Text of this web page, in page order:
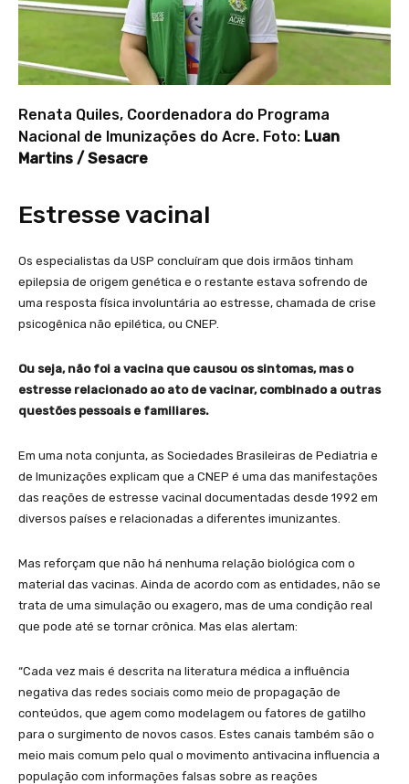
Renata Quiles, Coordenadora do Programa
Nacional de Imunizações do Acre. Foto: Luan
Martins / Sesacre
Estresse vacinal
Os especialistas da USP concluíram que dois irmãos tinham
epilepsia de origem genética e o restante estava sofrendo de
uma resposta física involuntária ao estresse, chamada de crise
psicogênica não epilética, ou CNEP.
Ou seja, não foi a vacina que causou os sintomas, mas o
estresse relacionado ao ato de vacinar, combinado a outras
questões pessoais e familiares.
Em uma nota conjunta, as Sociedades Brasileiras de Pediatria e
de Imunizações explicam que a CNEP é uma das manifestações
das reações de estresse vacinal documentadas desde 1992 em
diversos países e relacionadas a diferentes imunizantes.
Mas reforçam que não há nenhuma relação biológica com o
material das vacinas. Ainda de acordo com as entidades, não se
trata de uma simulação ou exagero, mas de uma condição real
que pode até se tornar crônica. Mas elas alertam:
“Cada vez mais é descrita na literatura médica a influência
negativa das redes sociais como meio de propagação de
conteúdos, que agem como modelagem ou fatores de gatilho
para o surgimento de novos casos. Estes canais também são o
meio mais comum pelo qual o movimento antivacina influencia a
população com informações falsas sobre as reações